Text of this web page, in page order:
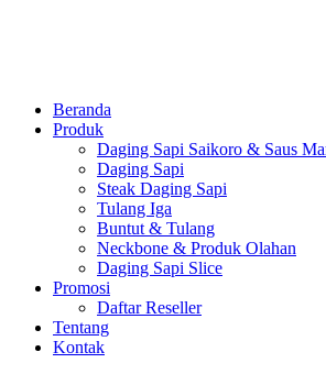
Beranda
Produk
Daging Sapi Saikoro & Saus
Daging Sapi
Steak Daging Sapi
Tulang Iga
Buntut & Tulang
Neckbone & Produk Olahan
Daging Sapi Slice
Promosi
Daftar Reseller
Tentang
Kontak